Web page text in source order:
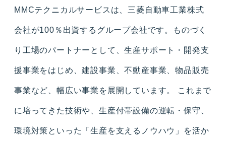
MMCテクニカルサービスは、三菱自動車工業株式
会社が100％出資するグループ会社です。ものづく
り工場のパートナーとして、生産サポート・開発支
援事業をはじめ、建設事業、不動産事業、物品販売
事業など、幅広い事業を展開しています。 これまで
に培ってきた技術や、生産付帯設備の運転・保守、
環境対策といった「生産を支えるノウハウ」を活か